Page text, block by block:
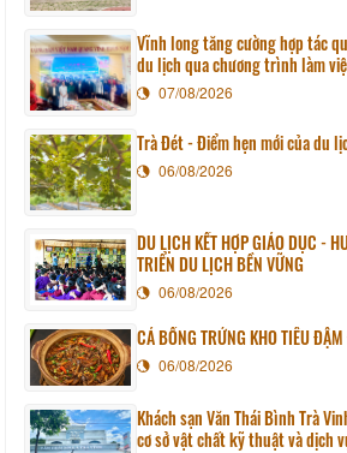
Vĩnh long tăng cường hợp tác
du lịch qua chương trình làm
Sunchang (Hàn quốc)
07/08/2026
Trà Đét - Điểm hẹn mới của du
06/08/2026
DU LỊCH KẾT HỢP GIÁO DỤC -
TRIỂN DU LỊCH BỀN VỮNG
06/08/2026
CÁ BỐNG TRỨNG KHO TIÊU
06/08/2026
Khách sạn Văn Thái Bình Trà
cơ sở vật chất kỹ thuật và dịch